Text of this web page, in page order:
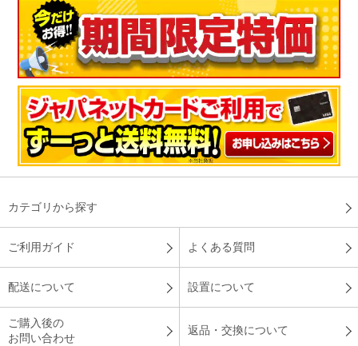
カテゴリから探す
ご利用ガイド よくある質問
配送について 設置について
ご購入後の
お問い合わせ
返品・交換について